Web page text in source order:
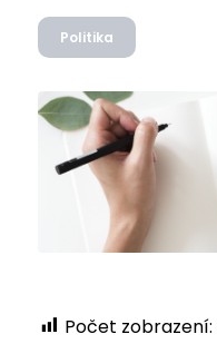
Politika
Počet zobrazení: